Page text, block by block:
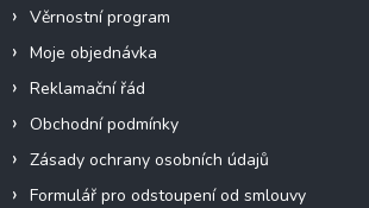
Věrnostní program
Moje objednávka
Reklamační řád
Obchodní podmínky
Zásady ochrany osobních údajů
Formulář pro odstoupení od smlouvy